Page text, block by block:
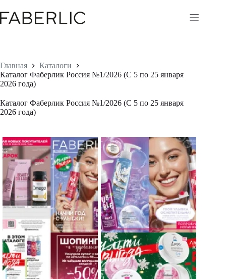
к
сути
Главная
Каталоги
Каталог Фаберлик Россия №1/2026 (С 5 по 25 января
2026 года)
Каталог Фаберлик Россия №1/2026 (С 5 по 25 января
2026 года)